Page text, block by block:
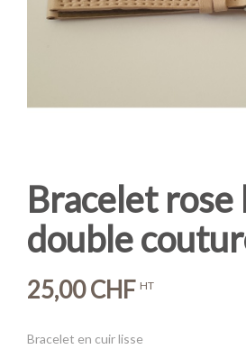
Bracelet rose
double
25,00 CHF HT
Bracelet en cuir lisse